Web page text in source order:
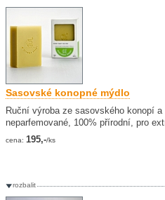
Sasovské konopné mýdlo
Ruční výroba ze sasovského konopí
neparfemované, 100% přírodní, pro
cena: 195,-/ks
rozbalit